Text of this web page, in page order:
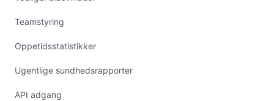
Teamstyring
Oppetidsstatistikker
Ugentlige sundhedsrapporter
API adgang